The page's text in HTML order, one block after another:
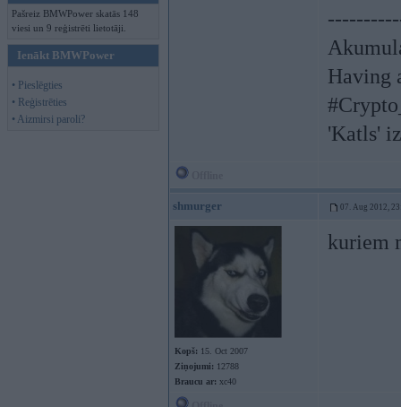
Pašreiz BMWPower skatās 148
viesi un 9 reģistrēti lietotāji.
Ienākt BMWPower
• Pieslēgties
• Reģistrēties
• Aizmirsi paroli?
Having
'Katls'
shmurger 07. Aug 2012,
Kopš: 15. Oct 2007
Ziņojumi: 12788
Braucu ar: xc40
kuriem